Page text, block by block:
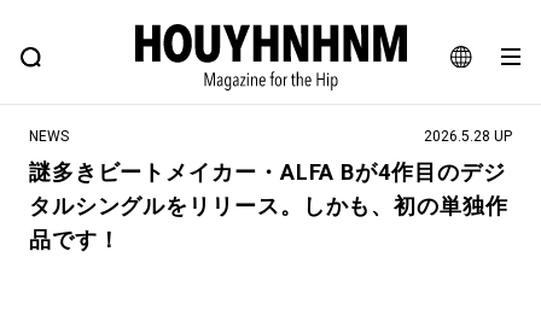
JA
EN
FEATURE BLOG SNAP
ヒップなファッション、カルチャー、ライフスタイルWEBマガジン
#注目のタグ
NEWS 2026.5.28 UP
謎多きビートメイカー・ALFA Bが4作目のデジ
タルシングルをリリース。しかも、初の単独作
品です！